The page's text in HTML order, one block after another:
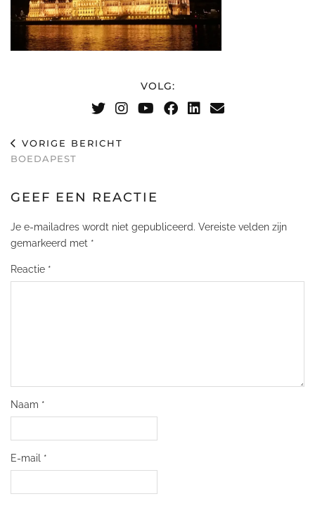
VOLG:
VORIGE BERICHT
BOEDAPEST
GEEF EEN REACTIE
Je e-mailadres wordt niet gepubliceerd. Vereiste velden zijn
gemarkeerd met *
Reactie *
Naam *
E-mail *